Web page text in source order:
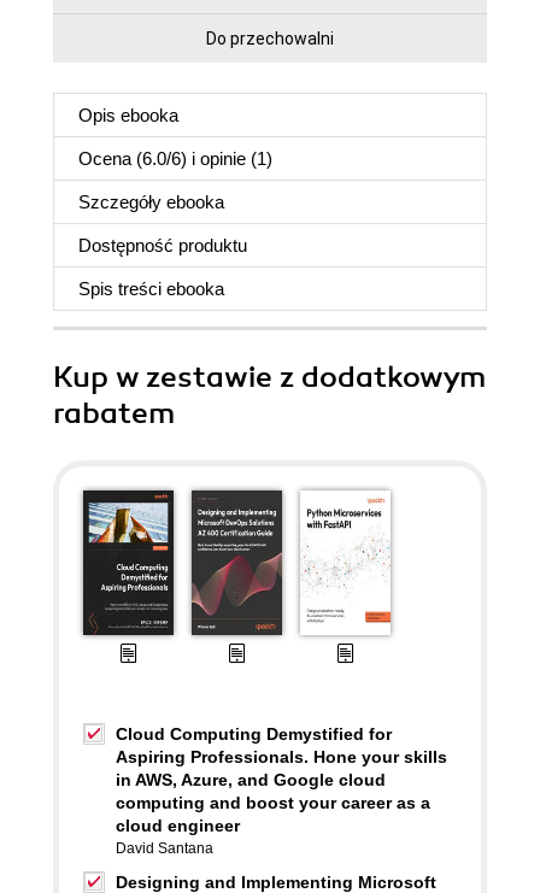
Do przechowalni
Opis ebooka
Ocena (6.0/6) i opinie (1)
Szczegóły ebooka
Dostępność produktu
Spis treści ebooka
Kup w zestawie z dodatkowym
rabatem
Cloud Computing Demystified for
Aspiring Professionals. Hone your skills
in AWS, Azure, and Google cloud
computing and boost your career as a
cloud engineer
David Santana
Designing and Implementing Microsoft